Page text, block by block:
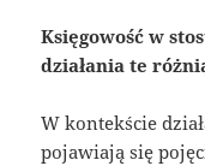
Księgowość w
działania te
W kontekście
pojawiają się